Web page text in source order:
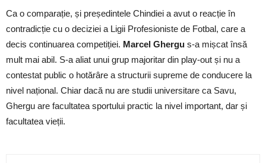
Ca o comparație, și președintele Chindiei a avut o reacție în
contradicție cu o deciziei a Ligii Profesioniste de Fotbal, care a
decis continuarea competiției. Marcel Ghergu s-a mișcat însă
mult mai abil. S-a aliat unui grup majoritar din play-out și nu a
contestat public o hotărâre a structurii supreme de conducere la
nivel național. Chiar dacă nu are studii universitare ca Savu,
Ghergu are facultatea sportului practic la nivel important, dar și
facultatea vieții.